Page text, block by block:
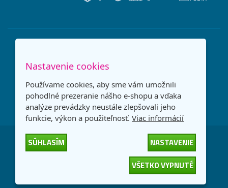
Slovensko
-
Všetky práva vyhradené
Nastavenie cookies
Používame cookies, aby sme vám umožnili
pohodlné prezeranie nášho e-shopu a vďaka
analýze prevádzky neustále zlepšovali jeho
funkcie, výkon a použiteľnosť. Viac informácií
SÚHLASÍM
NASTAVENIE
VŠETKO VYPNUTÉ